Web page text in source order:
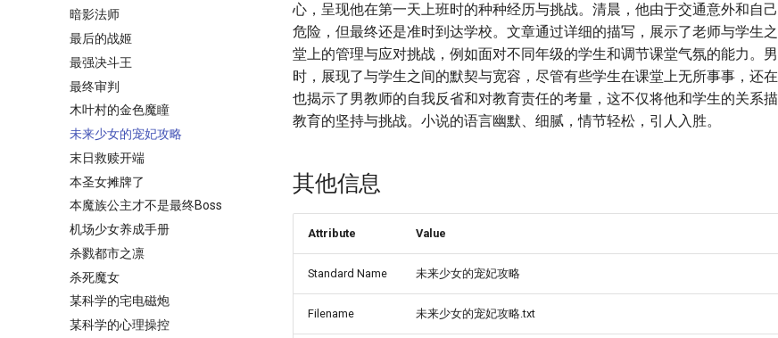
暗影法师
最后的战姬
最强决斗王
最终审判
木叶村的金色魔瞳
未来少女的宠妃攻略
末日救赎开端
本圣女摊牌了
本魔族公主才不是最终Boss
机场少女养成手册
杀戮都市之凛
杀死魔女
某科学的宅电磁炮
某科学的心理操控
心，呈现他在第一天上班时的种种经历与挑战。清晨，他由于交通意外和自
危险，但最终还是准时到达学校。文章通过详细的描写，展示了老师与学生
堂上的管理与应对挑战，例如面对不同年级的学生和调节课堂气氛的能力。
时，展现了与学生之间的默契与宽容，尽管有些学生在课堂上无所事事，还
也揭示了男教师的自我反省和对教育责任的考量，这不仅将他和学生的关系
教育的坚持与挑战。小说的语言幽默、细腻，情节轻松，引人入胜。
其他信息
Attribute Value
Standard Name 未来少女的宠妃攻略
Filename 未来少女的宠妃攻略.txt